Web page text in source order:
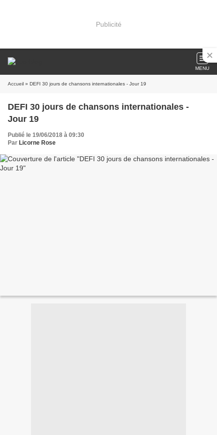
Publicité
MENU
Accueil » DEFI 30 jours de chansons internationales - Jour 19
DEFI 30 jours de chansons internationales -
Jour 19
Publié le 19/06/2018 à 09:30
Par Licorne Rose